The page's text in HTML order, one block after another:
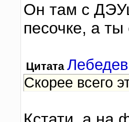
Он там с
песочке, а
Цитата
Скорее всего